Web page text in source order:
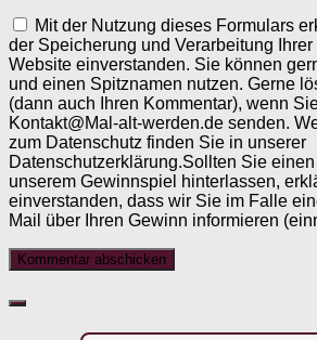
Mit der Nutzung dieses Formulars
der Speicherung und Verarbeitung
Website einverstanden. Sie können
und einen Spitznamen nutzen. Gerne
(dann auch Ihren Kommentar), wenn
Kontakt@Mal-alt-werden.de senden.
zum Datenschutz finden Sie in unserer
Datenschutzerklärung.Sollten Sie
unserem Gewinnspiel hinterlassen,
einverstanden, dass wir Sie im Falle
Mail über Ihren Gewinn informieren